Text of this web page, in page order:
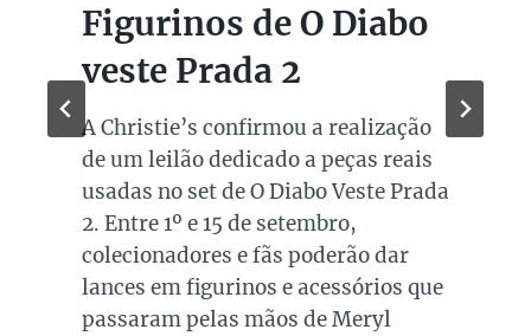
Figurinos de O Diabo
veste Prada 2
A Christie’s confirmou a realização
de um leilão dedicado a peças reais
usadas no set de O Diabo Veste Prada
2. Entre 1º e 15 de setembro,
colecionadores e fãs poderão dar
lances em figurinos e acessórios que
passaram pelas mãos de Meryl